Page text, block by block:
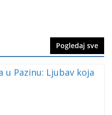
Pogledaj sve